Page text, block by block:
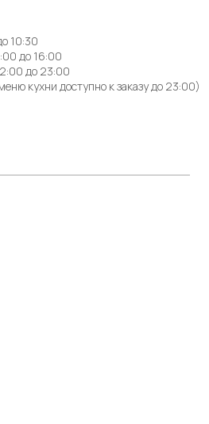
10:30
до 16:00
до 23:00
кухни доступно к заказу до 23:00)